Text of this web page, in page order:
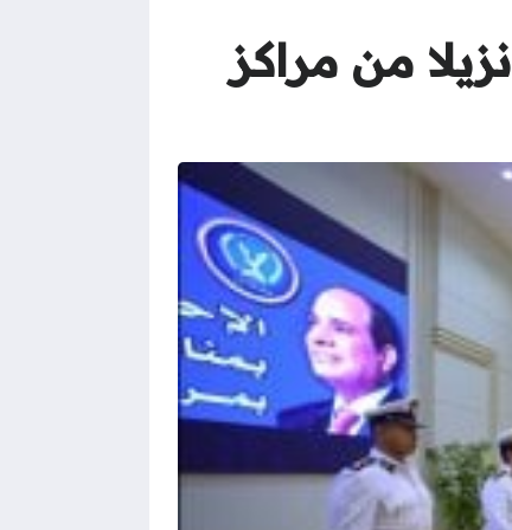
زغاريد الحرية خلف الأسوار.. الإفراج عن 1090 نزيلا من مراكز